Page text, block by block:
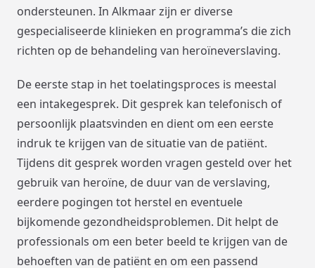
ondersteunen. In Alkmaar zijn er diverse
gespecialiseerde klinieken en programma’s die zich
richten op de behandeling van heroïneverslaving.
De eerste stap in het toelatingsproces is meestal
een intakegesprek. Dit gesprek kan telefonisch of
persoonlijk plaatsvinden en dient om een eerste
indruk te krijgen van de situatie van de patiënt.
Tijdens dit gesprek worden vragen gesteld over het
gebruik van heroïne, de duur van de verslaving,
eerdere pogingen tot herstel en eventuele
bijkomende gezondheidsproblemen. Dit helpt de
professionals om een beter beeld te krijgen van de
behoeften van de patiënt en om een passend